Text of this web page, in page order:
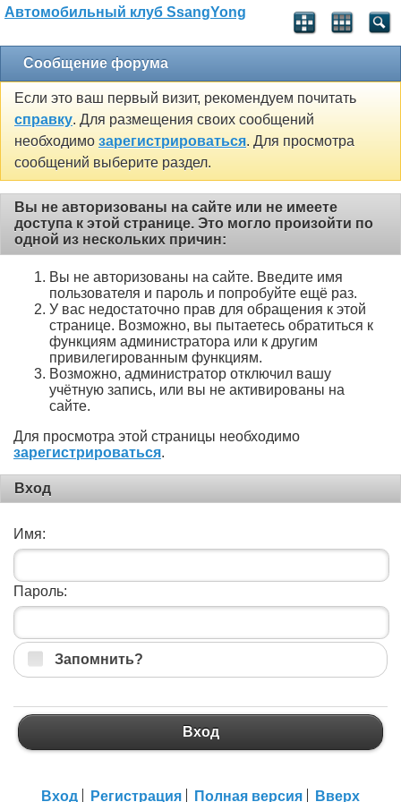
Автомобильный клуб SsangYong
Сообщение форума
Если это ваш первый визит, рекомендуем почитать
справку. Для размещения своих сообщений
необходимо зарегистрироваться. Для просмотра
сообщений выберите раздел.
Вы не авторизованы на сайте или не имеете
доступа к этой странице. Это могло произойти по
одной из нескольких причин:
Вы не авторизованы на сайте. Введите имя
пользователя и пароль и попробуйте ещё раз.
У вас недостаточно прав для обращения к этой
странице. Возможно, вы пытаетесь обратиться к
функциям администратора или к другим
привилегированным функциям.
Возможно, администратор отключил вашу
учётную запись, или вы не активированы на
сайте.
Для просмотра этой страницы необходимо
зарегистрироваться.
Вход
Имя:
Пароль:
Запомнить?
Вход
Вход Регистрация Полная версия Вверх